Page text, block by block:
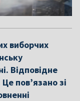
виборчих
Відповідне
пов’язано зі